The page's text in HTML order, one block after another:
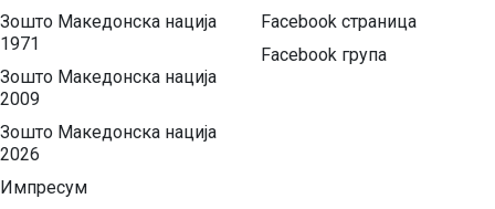
Зошто Македонска нација
1971
Зошто Македонска нација
2009
Зошто Македонска нација
2026
Импресум
Facebook страница
Facebook група